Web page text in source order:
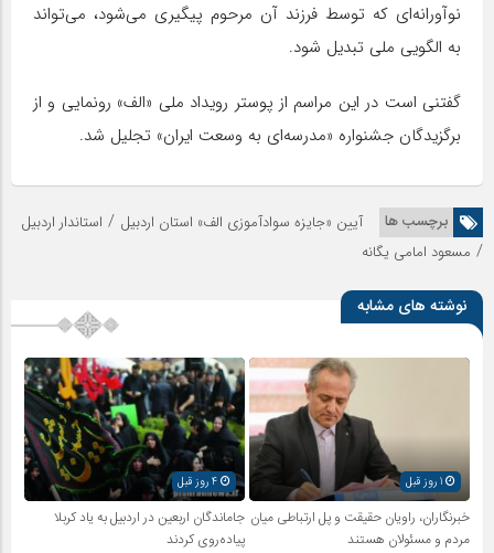
نوآورانه‌ای که توسط فرزند آن مرحوم پیگیری می‌شود، می‌تواند
به الگویی ملی تبدیل شود.
گفتنی است در این مراسم از پوستر رویداد ملی «الف» رونمایی و از
برگزیدگان جشنواره «مدرسه‌ای به وسعت ایران» تجلیل شد.
برچسب ها آیین «جایزه سوادآموزی الف» استان اردبیل / استاندار اردبیل
/ مسعود امامی یگانه
نوشته های مشابه
1 روز قبل
خبرنگاران، راویان حقیقت و پل ارتباطی میان
مردم و مسئولان هستند
جاماندگان اربعین در اردبیل به یاد کربلا
پیاده‌روی کردند